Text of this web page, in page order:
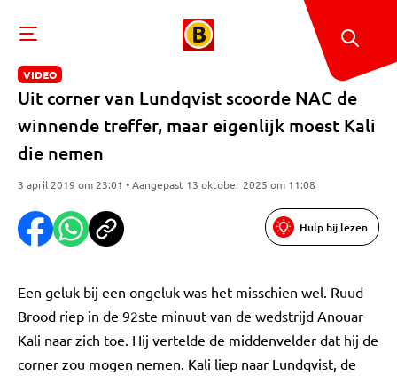
VIDEO
Uit corner van Lundqvist scoorde NAC de
winnende treffer, maar eigenlijk moest Kali
die nemen
3 april 2019 om 23:01 • Aangepast 13 oktober 2025 om 11:08
Hulp bij lezen
Een geluk bij een ongeluk was het misschien wel. Ruud
Brood riep in de 92ste minuut van de wedstrijd Anouar
Kali naar zich toe. Hij vertelde de middenvelder dat hij de
corner zou mogen nemen. Kali liep naar Lundqvist, de